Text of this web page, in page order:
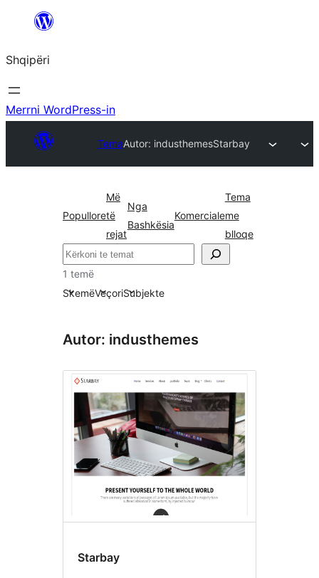
Hidhu
lënda
Shqipëri
Merrni WordPress-in
TemaAutor: industhemesStarbay
Popullore
Më
të
rejat
Nga
Bashkësia
Komerciale
Tema
me
blloqe
Kërko
1 temë
SkemëVeçoriSubjekte
Autor: industhemes
Starbay